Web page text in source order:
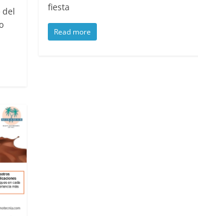
del
fiesta
Read more